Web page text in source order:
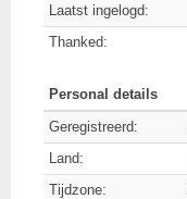
Laatst ingelogd:
Thanked:
Personal details
Geregistreerd:
Land:
Tijdzone: